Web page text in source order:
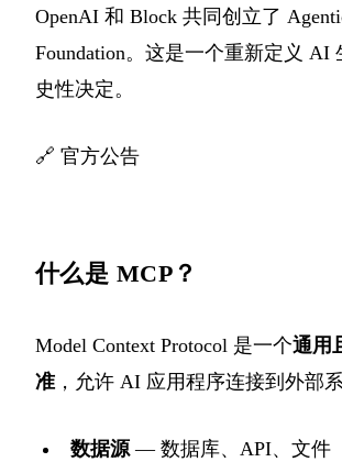
OpenAI 和 Block 共同创立了
Foundation。这是一个重新定义 AI
史性决定。
🔗 官方公告
什么是 MCP？
Model Context Protocol 是一个通用
准，允许 AI 应用程序连接到外部系
数据源— 数据库、API、文件